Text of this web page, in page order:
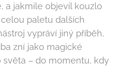
a jakmile objevil kouzlo
paletu dalších
vypráví jiný příběh,
zní jako magické
– do momentu, kdy